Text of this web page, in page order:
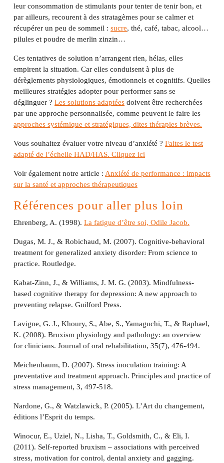
leur consommation de stimulants pour tenter de tenir bon, et
par ailleurs, recourent à des stratagèmes pour se calmer et
récupérer un peu de sommeil : sucre, thé, café, tabac, alcool…
pilules et poudre de merlin zinzin…
Ces tentatives de solution n’arrangent rien, hélas, elles
empirent la situation. Car elles conduisent à plus de
dérèglements physiologiques, émotionnels et cognitifs. Quelles
meilleures stratégies adopter pour performer sans se
déglinguer ? Les solutions adaptées doivent être recherchées
par une approche personnalisée, comme peuvent le faire les
approches systémique et stratégiques, dites thérapies brèves.
Vous souhaitez évaluer votre niveau d’anxiété ? Faites le test
adapté de l’échelle HAD/HAS. Cliquez ici
Voir également notre article : Anxiété de performance : impacts
sur la santé et approches thérapeutiques
Références pour aller plus loin
Ehrenberg, A. (1998). La fatigue d’être soi, Odile Jacob.
Dugas, M. J., & Robichaud, M. (2007). Cognitive-behavioral
treatment for generalized anxiety disorder: From science to
practice. Routledge.
Kabat-Zinn, J., & Williams, J. M. G. (2003). Mindfulness-
based cognitive therapy for depression: A new approach to
preventing relapse. Guilford Press.
Lavigne, G. J., Khoury, S., Abe, S., Yamaguchi, T., & Raphael,
K. (2008). Bruxism physiology and pathology: an overview
for clinicians. Journal of oral rehabilitation, 35(7), 476-494.
Meichenbaum, D. (2007). Stress inoculation training: A
preventative and treatment approach. Principles and practice of
stress management, 3, 497-518.
Nardone, G., & Watzlawick, P. (2005). L’Art du changement,
éditions l’Esprit du temps.
Winocur, E., Uziel, N., Lisha, T., Goldsmith, C., & Eli, I.
(2011). Self-reported bruxism – associations with perceived
stress, motivation for control, dental anxiety and gagging.